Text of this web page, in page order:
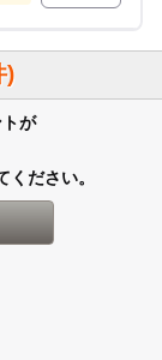
)
が
ださい。